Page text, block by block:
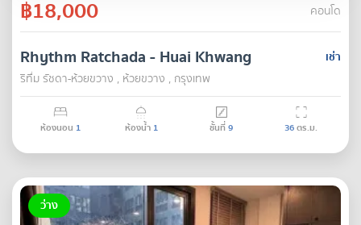
฿18,000 คอนโด
เช่า
Rhythm Ratchada - Huai Khwang
ริทึ่ม รัชดา-ห้วยขวาง , ห้วยขวาง , กรุงเทพ
ห้องนอน 1 ห้องน้ำ 1 ชั้นที่9 36ตร.ม.
ว่าง